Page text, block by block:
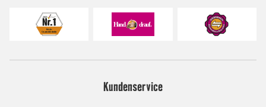
Kundenservice